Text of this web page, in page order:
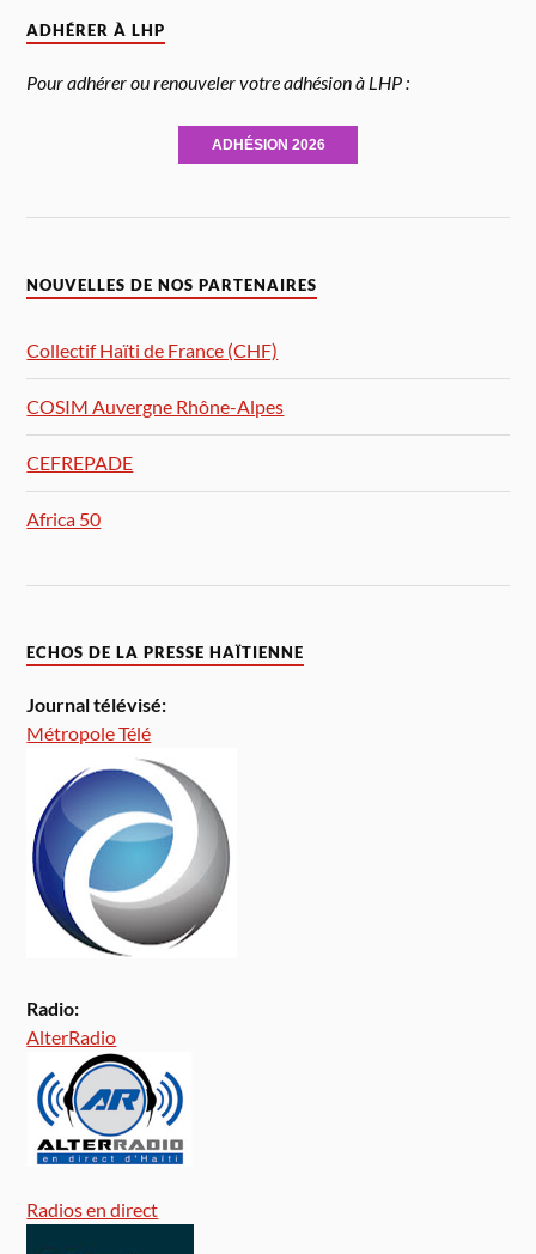
ADHÉRER À LHP
Pour adhérer ou renouveler votre adhésion à LHP :
ADHÉSION 2026
NOUVELLES DE NOS PARTENAIRES
Collectif Haïti de France (CHF)
COSIM Auvergne Rhône-Alpes
CEFREPADE
Africa 50
ECHOS DE LA PRESSE HAÏTIENNE
Journal télévisé:
Métropole Télé
Radio:
AlterRadio
Radios en direct